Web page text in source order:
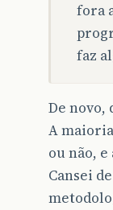
fora
faz
De novo,
A
ou não, e
Cansei